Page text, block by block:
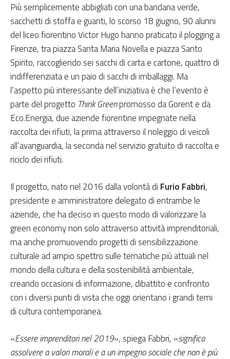
Più semplicemente abbigliati con una bandana verde,
sacchetti di stoffa e guanti, lo scorso 18 giugno, 90 alunni
del liceo fiorentino Victor Hugo hanno praticato il plogging a
Firenze, tra piazza Santa Maria Novella e piazza Santo
Spirito, raccogliendo sei sacchi di carta e cartone, quattro di
indifferenziata e un paio di sacchi di imballaggi. Ma
l’aspetto più interessante dell’iniziativa è che l’evento è
parte del progetto Think Greenpromosso da Gorent e da
Eco.Energia, due aziende fiorentine impegnate nella
raccolta dei rifiuti, la prima attraverso il noleggio di veicoli
all’avanguardia, la seconda nel servizio gratuito di raccolta e
riciclo dei rifiuti.
Il progetto, nato nel 2016 dalla volontà di Furio Fabbri,
presidente e amministratore delegato di entrambe le
aziende, che ha deciso in questo modo di valorizzare la
green economy non solo attraverso attività imprenditoriali,
ma anche promuovendo progetti di sensibilizzazione
culturale ad ampio spettro sulle tematiche più attuali nel
mondo della cultura e della sostenibilità ambientale,
creando occasioni di informazione, dibattito e confronto
con i diversi punti di vista che oggi orientano i grandi temi
di cultura contemporanea.
«Essere imprenditori nel 2019», spiega Fabbri, «significa
assolvere a valori morali e a un impegno sociale che non è più